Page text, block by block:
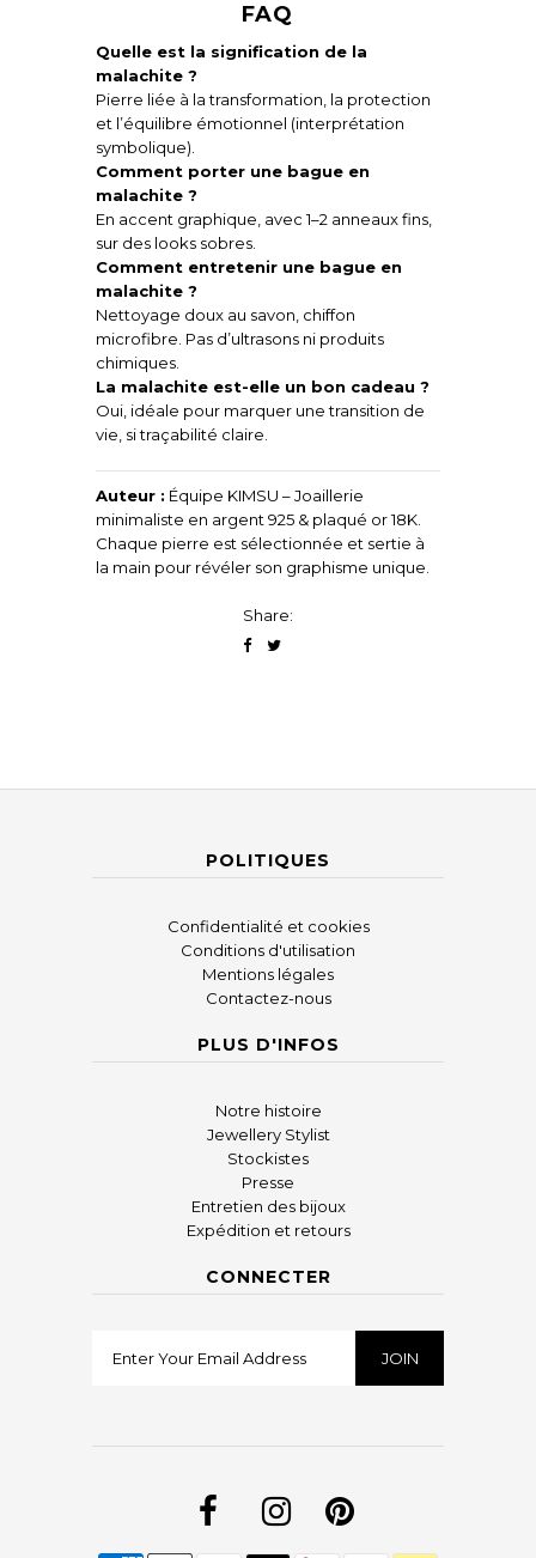
FAQ
Quelle est la signification de la
malachite ?
Pierre liée à la transformation, la protection
et l’équilibre émotionnel (interprétation
symbolique).
Comment porter une bague en
malachite ?
En accent graphique, avec 1–2 anneaux fins,
sur des looks sobres.
Comment entretenir une bague en
malachite ?
Nettoyage doux au savon, chiffon
microfibre. Pas d’ultrasons ni produits
chimiques.
La malachite est-elle un bon cadeau ?
Oui, idéale pour marquer une transition de
vie, si traçabilité claire.
Auteur : Équipe KIMSU – Joaillerie
minimaliste en argent 925 & plaqué or 18K.
Chaque pierre est sélectionnée et sertie à
la main pour révéler son graphisme unique.
Share:
POLITIQUES
Confidentialité et cookies
Conditions d'utilisation
Mentions légales
Contactez-nous
PLUS D'INFOS
Notre histoire
Jewellery Stylist
Stockistes
Presse
Entretien des bijoux
Expédition et retours
CONNECTER